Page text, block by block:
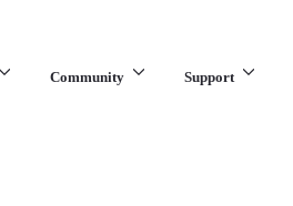
Community Support